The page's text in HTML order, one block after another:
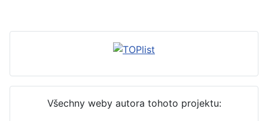
Všechny weby autora tohoto projektu: